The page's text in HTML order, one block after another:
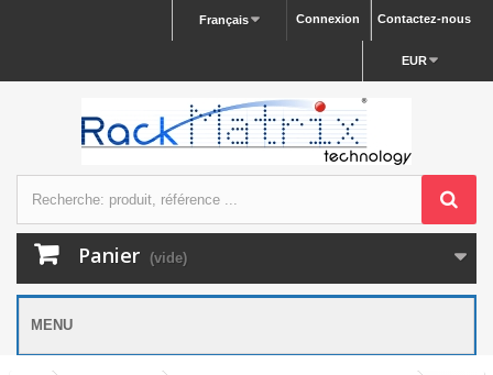
Contactez-nous
Connexion
Français
EUR
Panier (vide)
MENU